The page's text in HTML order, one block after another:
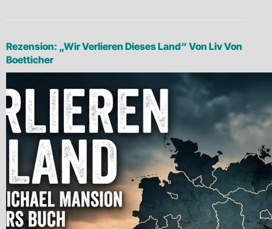
Rezension: „Wir Verlieren Dieses Land“ Von Liv Von
Boetticher